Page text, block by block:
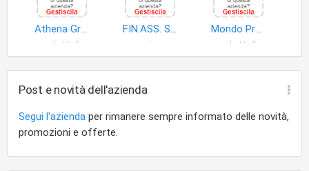
Athena Group S.n.c. di Antonio Anselmo & Roberto di Patti
FIN.ASS. S.n.c. di Angileri L. e Giacalone W
Mondo Prestiti di Orlando Girolamo
Post e novità dell'azienda
Segui l'azienda per rimanere sempre informato delle novità,
promozioni e offerte.